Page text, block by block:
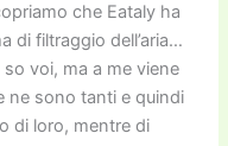
che Eataly ha
di filtraggio dell’aria…
so voi, ma a me viene
ne sono tanti e quindi
di loro, mentre di